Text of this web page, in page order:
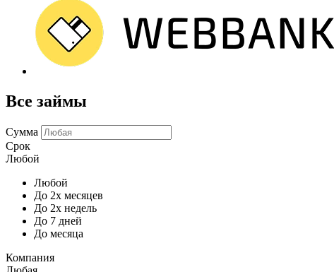
Все займы
Сумма
Срок
Любой
Любой
До 2х месяцев
До 2х недель
До 7 дней
До месяца
Компания